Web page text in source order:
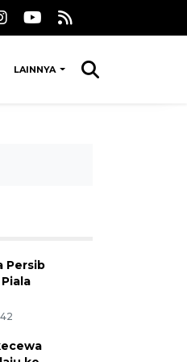
LAINNYA
Persib